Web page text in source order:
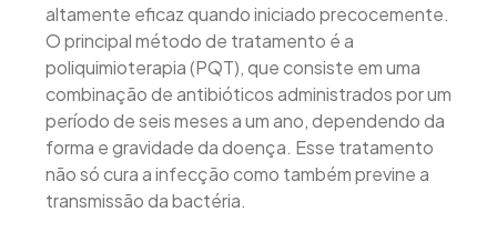
altamente eficaz quando iniciado precocemente.
O principal método de tratamento é a
poliquimioterapia (PQT), que consiste em uma
combinação de antibióticos administrados por um
período de seis meses a um ano, dependendo da
forma e gravidade da doença. Esse tratamento
não só cura a infecção como também previne a
transmissão da bactéria.